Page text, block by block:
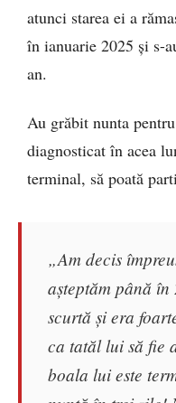
atunci starea ei a
în ianuarie 2025 și s-
an.
Au grăbit nunta
diagnosticat în acea
terminal, să poată
„Am decis
așteptăm până
scurtă și era
ca tatăl lui să fie
boala lui este